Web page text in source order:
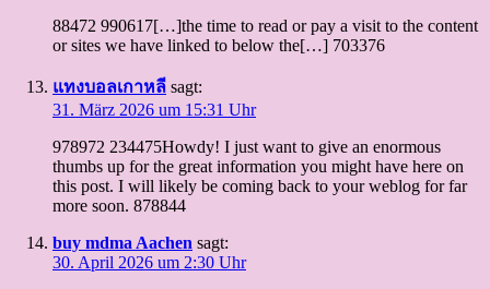
88472 990617[…]the time to read or pay a visit to the content
or sites we have linked to below the[…] 703376
แทงบอลเกาหลี sagt:
31. März 2026 um 15:31 Uhr
978972 234475Howdy! I just want to give an enormous
thumbs up for the great information you might have here on
this post. I will likely be coming back to your weblog for far
more soon. 878844
buy mdma Aachen sagt:
30. April 2026 um 2:30 Uhr